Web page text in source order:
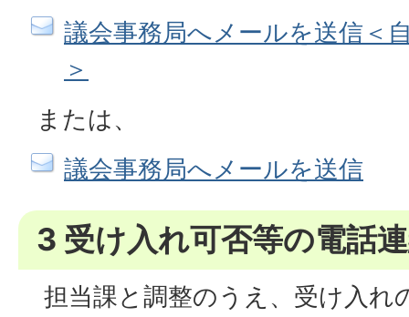
議会事務局へメールを送信＜
＞
または、
議会事務局へメールを送信
3 受け入れ可否等の電話
担当課と調整のうえ、受け入れ